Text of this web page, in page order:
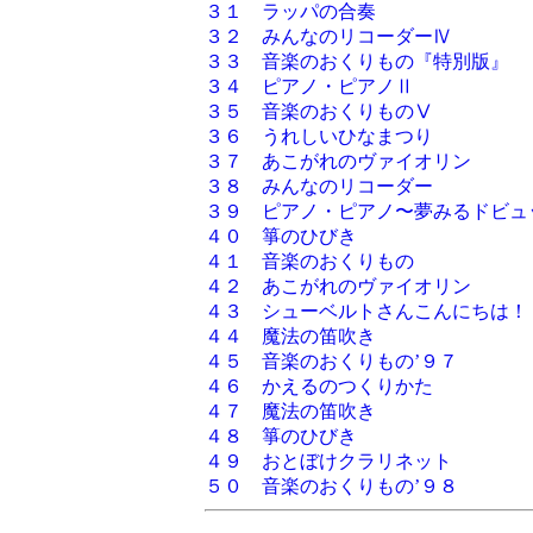
３１ ラッパの合奏
３２ みんなのリコーダーⅣ
３３ 音楽のおくりもの『特別版』
３４ ピアノ・ピアノⅡ
３５ 音楽のおくりものⅤ
３６ うれしいひなまつり
３７ あこがれのヴァイオリン
３８ みんなのリコーダー
３９ ピアノ・ピアノ〜夢みるドビュ
４０ 箏のひびき
４１ 音楽のおくりもの
４２ あこがれのヴァイオリン
４３ シューベルトさんこんにちは！
４４ 魔法の笛吹き
４５ 音楽のおくりもの’９７
４６ かえるのつくりかた
４７ 魔法の笛吹き
４８ 箏のひびき
４９ おとぼけクラリネット
５０ 音楽のおくりもの’９８